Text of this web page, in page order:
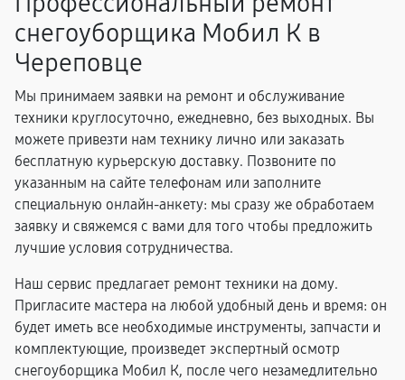
снегоуборщика Мобил К в
Череповце
Мы принимаем заявки на ремонт и обслуживание
техники круглосуточно, ежедневно, без выходных. Вы
можете привезти нам технику лично или заказать
бесплатную курьерскую доставку. Позвоните по
указанным на сайте телефонам или заполните
специальную онлайн-анкету: мы сразу же обработаем
заявку и свяжемся с вами для того чтобы предложить
лучшие условия сотрудничества.
Наш сервис предлагает ремонт техники на дому.
Пригласите мастера на любой удобный день и время: он
будет иметь все необходимые инструменты, запчасти и
комплектующие, произведет экспертный осмотр
снегоуборщика Мобил К, после чего незамедлительно